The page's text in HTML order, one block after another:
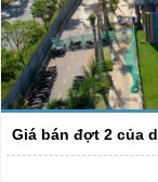
Giá bán đợt 2 của